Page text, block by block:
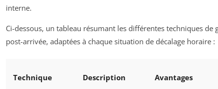
interne.
Ci-dessous, un tableau résumant les différentes techniques de
post-arrivée, adaptées à chaque situation de décalage horaire :
Technique Description Avantages